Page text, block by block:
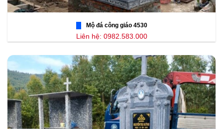
Mộ đá công giáo 4530
Liên hệ: 0982.583.000